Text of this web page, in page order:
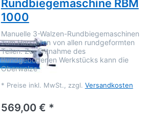
Rundbiegemaschine RBM
1000
Manuelle 3-Walzen-Rundbiegemaschinen
zum Herstellen von allen rundgeformten
Teilen. Zur Entnahme des
Rundgebogenen Werkstücks kann die
Oberwalze
* Preise inkl. MwSt., zzgl. Versandkosten
569,00 € *